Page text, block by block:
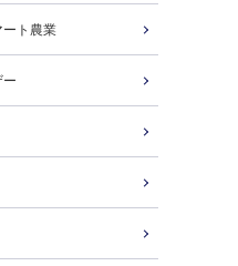
ート農業
ー